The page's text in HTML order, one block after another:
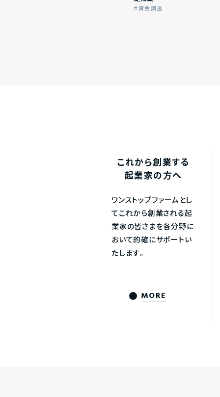
資金調達
これから創業する
起業家の方へ
ワンストップファームとし
てこれから創業される起
業家の皆さまを各分野に
おいて的確にサポートい
たします。
MORE